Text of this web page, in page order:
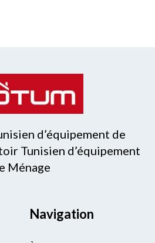
d’équipement de
Tunisien d’équipement
Ménage
Navigation